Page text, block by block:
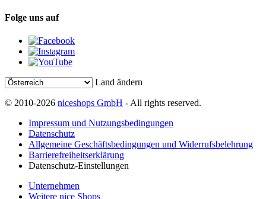
Folge uns auf
Land ändern
© 2010-2026 niceshops GmbH - All rights reserved.
Impressum und Nutzungsbedingungen
Datenschutz
Allgemeine Geschäftsbedingungen und Widerrufsbelehrung
Barrierefreiheitserklärung
Datenschutz-Einstellungen
Unternehmen
Weitere nice Shops